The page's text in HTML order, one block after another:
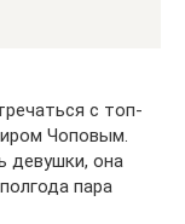
с топ-
Чоповым.
девушки, она
пара